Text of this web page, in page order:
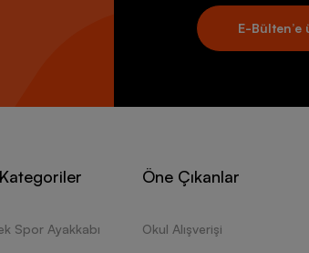
E-Bülten’e
Spor Ayakkabı
Öne Çıkanlar
Okul Alışverişi